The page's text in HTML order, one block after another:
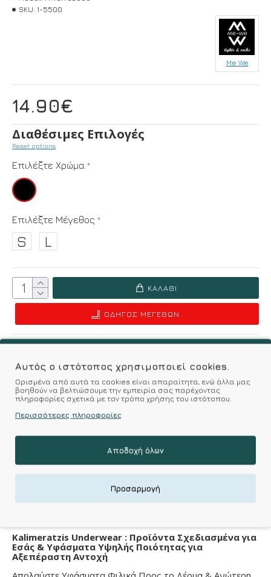
Σύμφωνα με 0 αξιολογήσεις. - Γράψτε μια κριτική
14.90€
SKU: 1-5500
Me We
Διαθέσιμες Επιλογές
Reset options
Επιλέξτε Χρώμα
Επιλέξτε Μέγεθος
S L
ΚΑΛΆΘΙ
ΟΔΗΓΌΣ ΜΕΓΕΘΏΝ
Χαρακτηριστικά
Denier-Den
500 DEN
Kalimeratzis Underwear : Προϊόντα Σχεδιασμένα για
Εσάς & Υφάσματα Υψηλής Ποιότητας για
Αξεπέραστη Αντοχή
Αυτός ο ιστότοπος χρησιμοποιεί cookies.
Ορισμένα από αυτά τα cookies είναι απαραίτητα, ενώ άλλα μας
βοηθούν να βελτιώσουμε την εμπειρία σας παρέχοντας
πληροφορίες σχετικά με τον τρόπο χρήσης του ιστότοπου.
Περισσότερες πληροφορίες
Αποδοχή όλων
Προσαρμογή